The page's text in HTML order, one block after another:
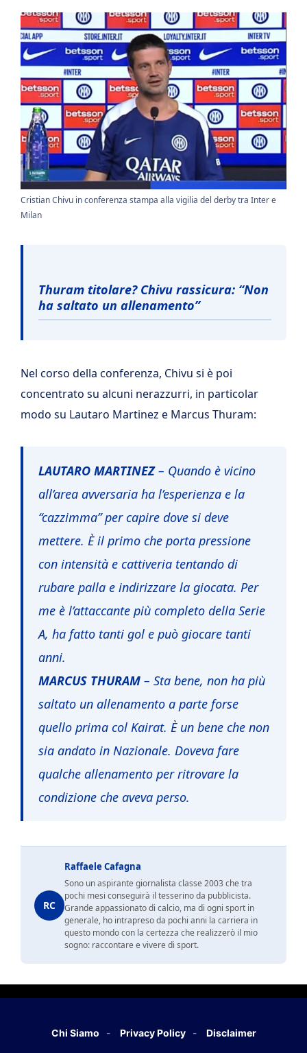
Cristian Chivu in conferenza stampa alla vigilia del derby tra Inter e
Milan
Thuram titolare? Chivu rassicura: “Non
ha saltato un allenamento”
Nel corso della conferenza, Chivu si è poi
concentrato su alcuni nerazzurri, in particolar
modo su Lautaro Martinez e Marcus Thuram:
LAUTARO MARTINEZ– Quando è vicino
all’area avversaria ha l’esperienza e la
“cazzimma” per capire dove si deve
mettere. È il primo che porta pressione
con intensità e cattiveria tentando di
rubare palla e indirizzare la giocata. Per
me è l’attaccante più completo della Serie
A, ha fatto tanti gol e può giocare tanti
anni.
MARCUS THURAM – Sta bene, non ha più
saltato un allenamento a parte forse
quello prima col Kairat. È un bene che non
sia andato in Nazionale. Doveva fare
qualche allenamento per ritrovare la
condizione che aveva perso.
RC
Raffaele Cafagna
Sono un aspirante giornalista classe 2003 che tra
pochi mesi conseguirà il tesserino da pubblicista.
Grande appassionato di calcio, ma di ogni sport in
generale, ho intrapreso da pochi anni la carriera in
questo mondo con la certezza che realizzerò il mio
sogno: raccontare e vivere di sport.
Chi Siamo Privacy Policy Disclaimer